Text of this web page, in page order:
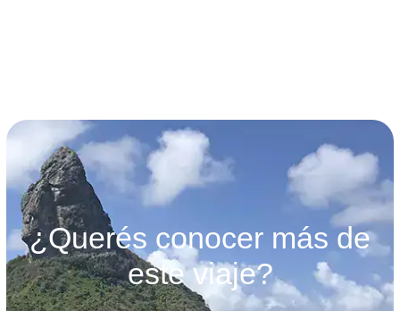
¿Querés conocer más de
este viaje?